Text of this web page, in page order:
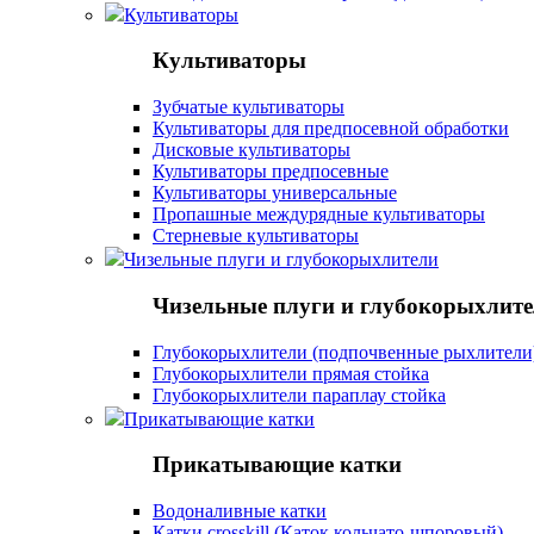
Культиваторы
Культиваторы
Зубчатые культиваторы
Культиваторы для предпосевной обработки
Дисковые культиваторы
Культиваторы предпосевные
Культиваторы универсальные
Пропашные междурядные культиваторы
Стерневые культиваторы
Чизельные плуги и глубокорыхлители
Чизельные плуги и
Глубокорыхлители (подпочвенные
Глубокорыхлители прямая стойка
Глубокорыхлители параплау стойка
Прикатывающие катки
Прикатывающие катки
Водоналивные катки